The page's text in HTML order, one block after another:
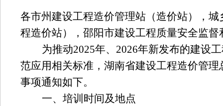
各市州建设工程造价管理站（造价站），
程造价站），邵阳市建设工程质量安全监
为推动2025年、 2026年新发布的建设
范应用相关标准， 湖南省建设工程造价管理
事项通知如下。
一、培训时间及地点